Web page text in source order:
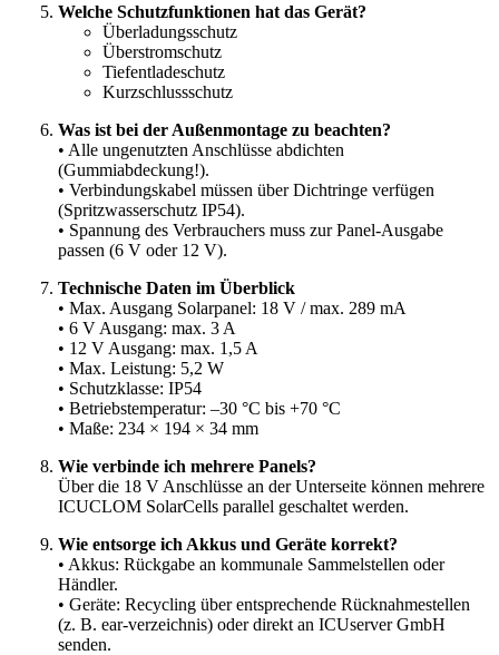
Welche Schutzfunktionen hat das Gerät?
Überladungsschutz
Überstromschutz
Tiefentladeschutz
Kurzschlussschutz
Was ist bei der Außenmontage zu beachten?
• Alle ungenutzten Anschlüsse abdichten
(Gummiabdeckung!).
• Verbindungskabel müssen über Dichtringe verfügen
(Spritzwasserschutz IP54).
• Spannung des Verbrauchers muss zur Panel-Ausgabe
passen (6 V oder 12 V).
Technische Daten im Überblick
• Max. Ausgang Solarpanel: 18 V / max. 289 mA
• 6 V Ausgang: max. 3 A
• 12 V Ausgang: max. 1,5 A
• Max. Leistung: 5,2 W
• Schutzklasse: IP54
• Betriebstemperatur: –30 °C bis +70 °C
• Maße: 234 × 194 × 34 mm
Wie verbinde ich mehrere Panels?
Über die 18 V Anschlüsse an der Unterseite können mehrere
ICUCLOM SolarCells parallel geschaltet werden.
Wie entsorge ich Akkus und Geräte korrekt?
• Akkus: Rückgabe an kommunale Sammelstellen oder
Händler.
• Geräte: Recycling über entsprechende Rücknahmestellen
(z. B. ear-verzeichnis) oder direkt an ICUserver GmbH
senden.